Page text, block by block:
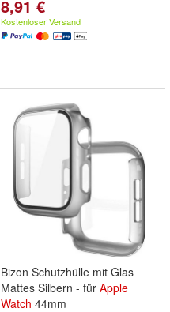
8,91 €
Kostenloser Versand
Bizon Schutzhülle mit Glas
Mattes Silbern - für Apple
Watch 44mm